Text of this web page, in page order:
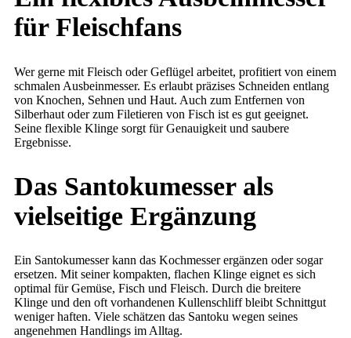
für Fleischfans
Wer gerne mit Fleisch oder Geflügel arbeitet, profitiert von einem
schmalen Ausbeinmesser. Es erlaubt präzises Schneiden entlang
von Knochen, Sehnen und Haut. Auch zum Entfernen von
Silberhaut oder zum Filetieren von Fisch ist es gut geeignet.
Seine flexible Klinge sorgt für Genauigkeit und saubere
Ergebnisse.
Das Santokumesser als
vielseitige Ergänzung
Ein Santokumesser kann das Kochmesser ergänzen oder sogar
ersetzen. Mit seiner kompakten, flachen Klinge eignet es sich
optimal für Gemüse, Fisch und Fleisch. Durch die breitere
Klinge und den oft vorhandenen Kullenschliff bleibt Schnittgut
weniger haften. Viele schätzen das Santoku wegen seines
angenehmen Handlings im Alltag.